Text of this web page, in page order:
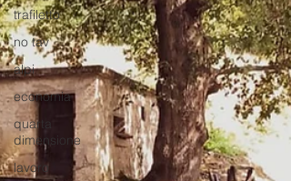
trafiletto
no tav
alpi
economia
quarta
dimensione
lavoro